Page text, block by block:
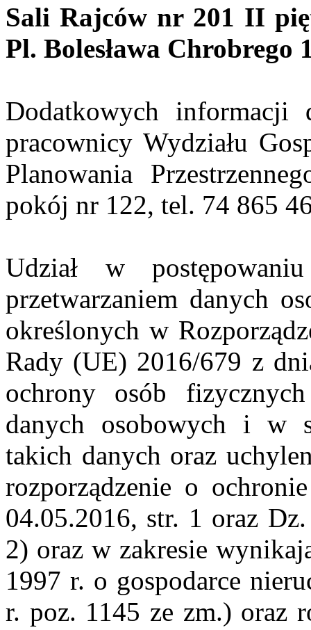
Sali Rajców nr 201 II
Pl. Bolesława Chrobrego
Dodatkowych informacji
pracownicy Wydziału
Planowania
pokój nr 122, tel. 74 865
Udział w
przetwarzaniem danych
określonych w
Rady (UE) 2016/679 z
ochrony osób
danych osobowych i w
takich danych oraz
rozporządzenie o
04.05.2016, str. 1 oraz
2) oraz w zakresie
1997 r. o gospodarce
r. poz. 1145 ze zm.) oraz